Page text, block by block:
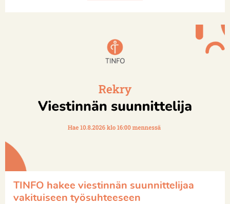
TINFO hakee viestinnän suunnittelijaa
vakituiseen työsuhteeseen